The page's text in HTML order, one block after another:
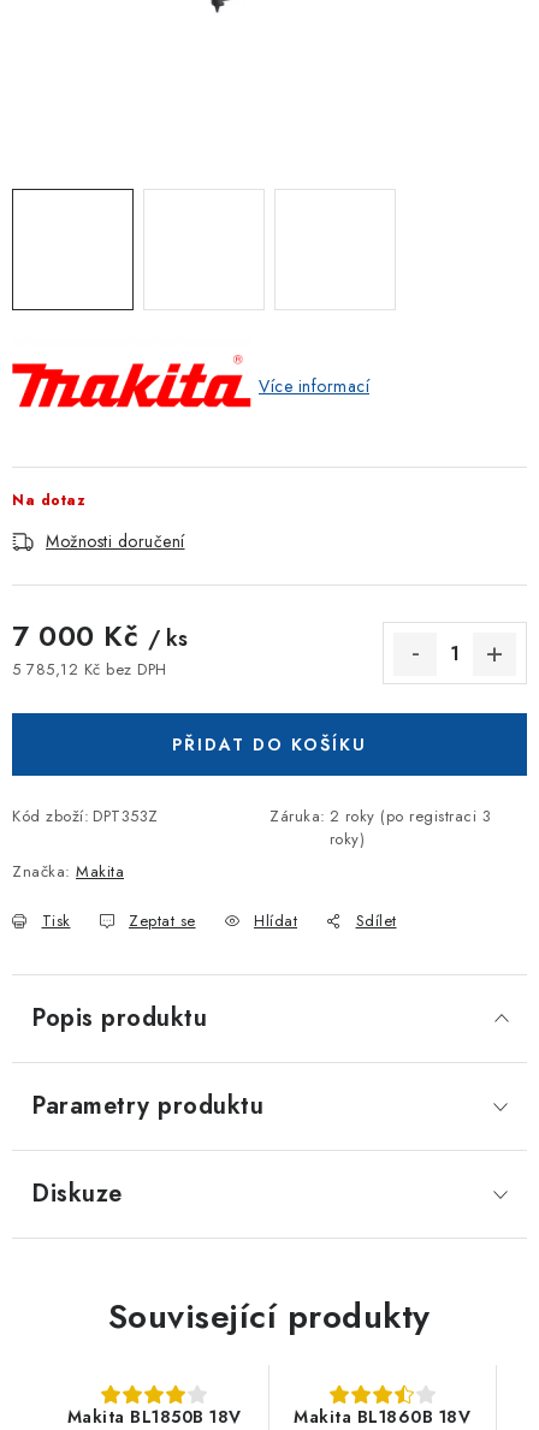
Více informací
Na dotaz
Možnosti doručení
7 000 Kč / ks
5 785,12 Kč bez DPH
PŘIDAT DO KOŠÍKU
Kód zboží: DPT353Z Záruka: 2 roky (po registraci 3
roky)
Značka: Makita
Tisk Zeptat se Hlídat Sdílet
Popis produktu
Parametry produktu
Diskuze
Související produkty
Makita BL1850B 18V
Makita BL1860B 18V